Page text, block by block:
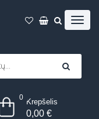
0 Krepšelis
0,00€